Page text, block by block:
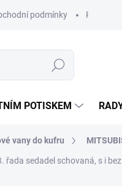
podmínky
Hledat
POTISKEM
vany do kufru
sedadel schovaná, s i